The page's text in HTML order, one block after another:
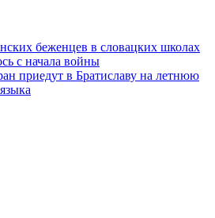
беженцев в словацких школах
с начала войны
приедут в Братиславу на летнюю